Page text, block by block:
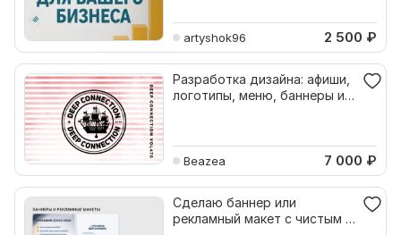
artyshok96 2 500 ₽
Разработка дизайна: афиши,
логотипы, меню, баннеры и
Beazea 7 000 ₽
Сделаю баннер или
рекламный макет с чистым и